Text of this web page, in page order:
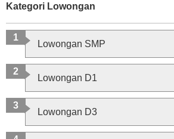
Kategori Lowongan
Lowongan SMP
Lowongan D1
Lowongan D3